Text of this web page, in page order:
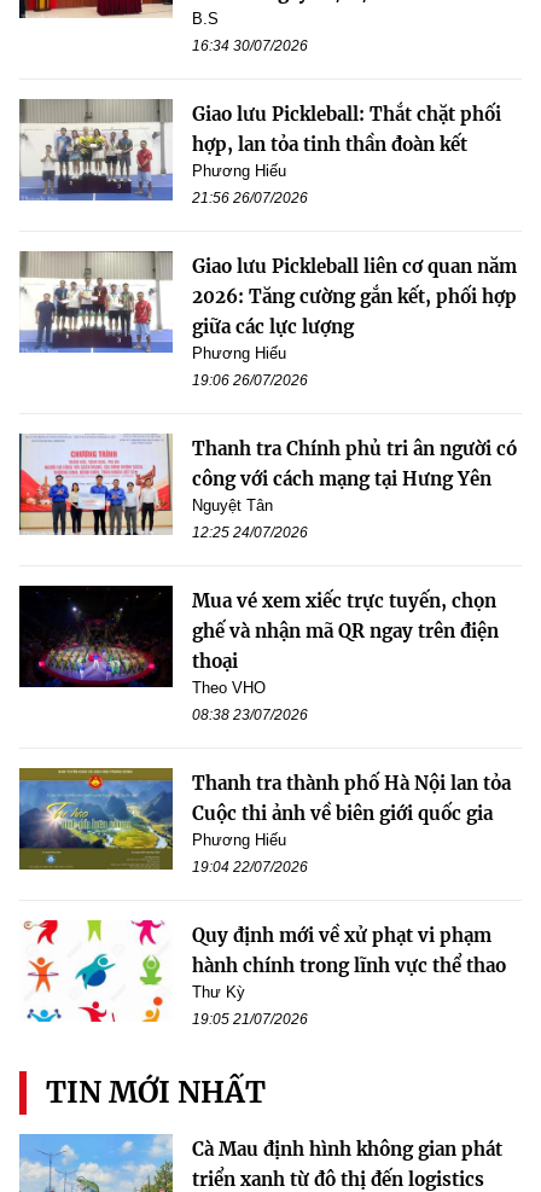
B.S
16:34 30/07/2026
Giao lưu Pickleball: Thắt chặt phối
hợp, lan tỏa tinh thần đoàn kết
Phương Hiếu
21:56 26/07/2026
Giao lưu Pickleball liên cơ quan năm
2026: Tăng cường gắn kết, phối hợp
giữa các lực lượng
Phương Hiếu
19:06 26/07/2026
Thanh tra Chính phủ tri ân người có
công với cách mạng tại Hưng Yên
Nguyệt Tân
12:25 24/07/2026
Mua vé xem xiếc trực tuyến, chọn
ghế và nhận mã QR ngay trên điện
thoại
Theo VHO
08:38 23/07/2026
Thanh tra thành phố Hà Nội lan tỏa
Cuộc thi ảnh về biên giới quốc gia
Phương Hiếu
19:04 22/07/2026
Quy định mới về xử phạt vi phạm
hành chính trong lĩnh vực thể thao
Thư Kỳ
19:05 21/07/2026
TIN MỚI NHẤT
Cà Mau định hình không gian phát
triển xanh từ đô thị đến logistics